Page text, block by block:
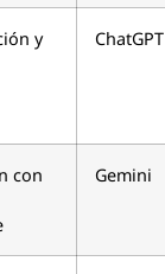
y
ChatGPT
con
Gemini